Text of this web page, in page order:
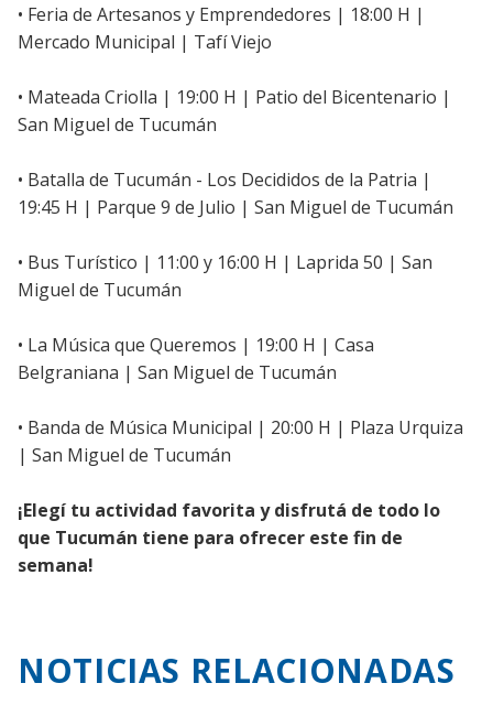
• Feria de Artesanos y Emprendedores | 18:00 H |
Mercado Municipal | Tafí Viejo
• Mateada Criolla | 19:00 H | Patio del Bicentenario |
San Miguel de Tucumán
• Batalla de Tucumán - Los Decididos de la Patria |
19:45 H | Parque 9 de Julio | San Miguel de Tucumán
• Bus Turístico | 11:00 y 16:00 H | Laprida 50 | San
Miguel de Tucumán
• La Música que Queremos | 19:00 H | Casa
Belgraniana | San Miguel de Tucumán
• Banda de Música Municipal | 20:00 H | Plaza Urquiza
| San Miguel de Tucumán
¡Elegí tu actividad favorita y disfrutá de todo lo
que Tucumán tiene para ofrecer este fin de
semana!
NOTICIAS RELACIONADAS